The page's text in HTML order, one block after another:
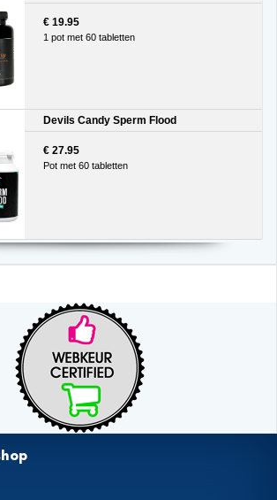
€ 19.95
1 pot met 60 tabletten
Devils Candy Sperm Flood
€ 27.95
Pot met 60 tabletten